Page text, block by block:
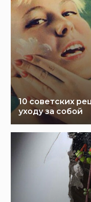
10 советских
уходу за собой